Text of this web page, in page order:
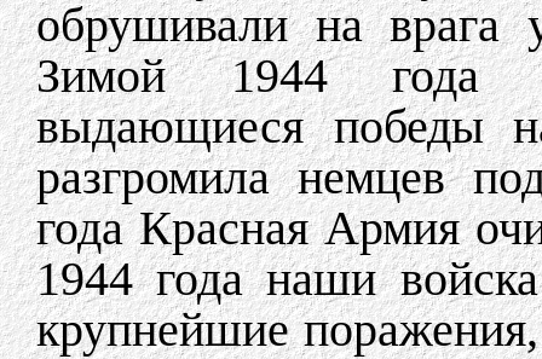
обрушивали на врага
Зимой 1944 года
выдающиеся победы
разгромила немцев
года Красная Армия
1944 года наши
крупнейшие